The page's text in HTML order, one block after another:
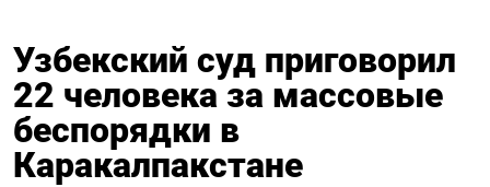
Узбекский суд приговорил
22 человека за массовые
беспорядки в
Каракалпакстане